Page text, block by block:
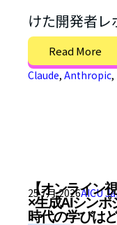
けた開発者
Read More
Claude, Anthropic,
【オンライン
×生成AIシンポ
時代の学びは
25 7月 2026AICU